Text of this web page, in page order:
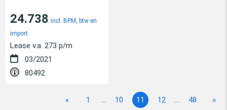
24.738 incl. BPM, btw en
import
Lease v.a. 273 p/m
03/2021
80492
« 1 10 11 12 48 »